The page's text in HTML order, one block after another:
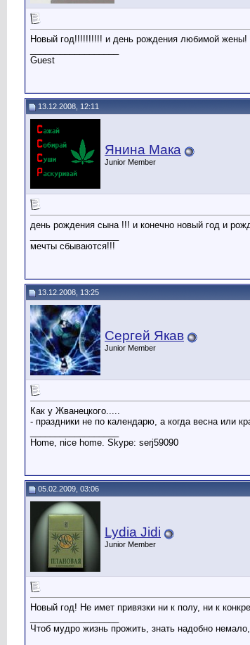
Новый год!!!!!!!!!! и день рождения любимой жены!
Guest
13.12.2008, 12:11
Янина Мака
Junior Member
день рождения сына !!! и конечно новый год и
мечты сбываются!!!
13.12.2008, 13:25
Сергей Якав
Junior Member
Как у Жванецкого.....
- праздники не по календарю, а когда весна или
Home, nice home. Skype: serj59090
05.02.2009, 03:06
Lydia Jidi
Junior Member
Новый год! Не имет привязки ни к полу, ни к
Чтоб мудро жизнь прожить, знать надобно